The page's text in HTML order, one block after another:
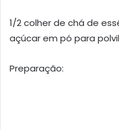
1/2 colher de chá de
açúcar em pó para
Preparação: